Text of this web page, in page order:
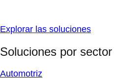
Explorar las soluciones
Soluciones por sector
Automotriz